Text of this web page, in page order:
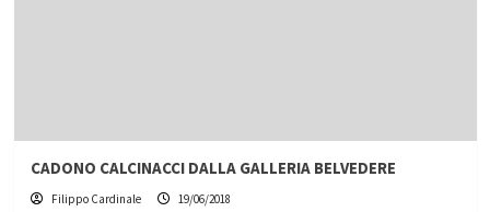
CADONO CALCINACCI DALLA GALLERIA BELVEDERE
Filippo Cardinale 19/06/2018